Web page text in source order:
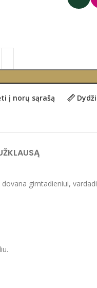
į norų sąrašą
gimtadieniui,